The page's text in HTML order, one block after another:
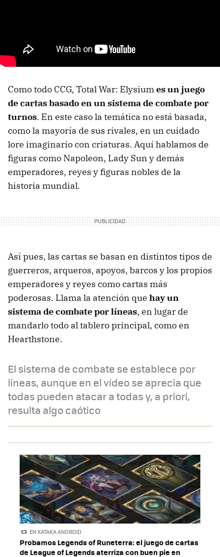
Como todo CCG, Total War: Elysiumes un juego
de cartas basado en un sistema de combate por
turnos. En este caso la temática no está basada,
como la mayoría de sus rivales, en un cuidado
lore imaginario con criaturas. Aquí hablamos de
figuras como Napoleon, Lady Sun y demás
emperadores, reyes y figuras nobles de la
historia mundial.
Así pues, las cartas se basan en distintos tipos de
guerreros, arqueros, apoyos, barcos y los propios
emperadores y reyes como cartas más
poderosas. Llama la atención que hay un
sistema de combate por líneas, en lugar de
mandarlo todo al tablero principal, como en
Hearthstone.
El sistema de combate se establece por
líneas, aunque en el vídeo se aprecia que
todas pueden atacar a todas y, a priori,
resulta algo caótico
EN XATAKA ANDROID
Probamos Legends of Runeterra: el juego de cartas
de League of Legends aterriza con buen pie en